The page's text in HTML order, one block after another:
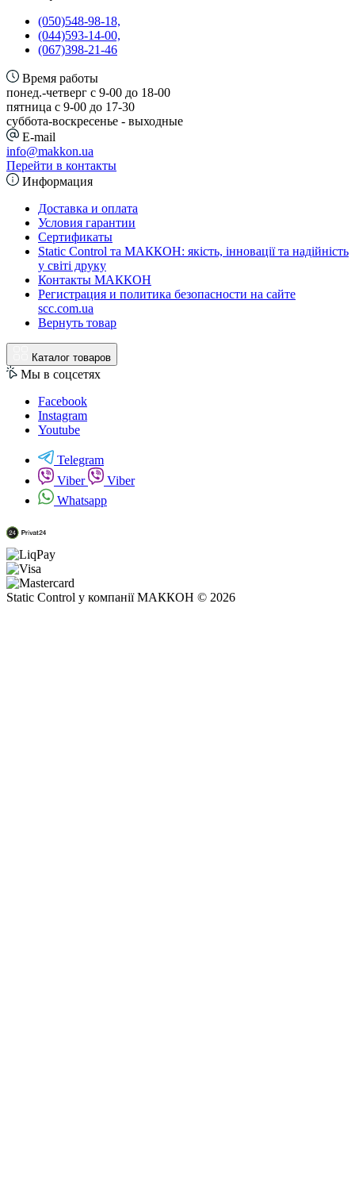
(050)548-98-18,
(044)593-14-00,
(067)398-21-46
Время работы
понед.-четверг с 9-00 до 18-00
пятница с 9-00 до 17-30
cуббота-воскресенье - выходные
E-mail
info@makkon.ua
Перейти в контакты
Информация
Доставка и оплата
Условия гарантии
Сертификаты
Static Control та МАККОН: якість, інновації та надійність
у світі друку
Контакты МАККОН
Регистрация и политика безопасности на сайте
scc.com.ua
Вернуть товар
Каталог товаров
Мы в соцсетях
Facebook
Instagram
Youtube
Telegram
Viber
Viber
Whatsapp
Static Control у компанії МАККОН © 2026